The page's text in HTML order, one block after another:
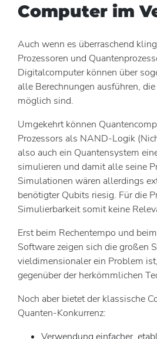
Computer im
Auch wenn es überraschend
Prozessoren und
Digitalcomputer können über
alle Berechnungen ausführen,
möglich sind.
Umgekehrt können
Prozessors als NAND-Logik
also auch ein Quantensystem
simulieren und damit alle seine
Simulationen wären allerdings
benötigter Qubits riesig. Für die
Simulierbarkeit somit keine
Erst beim Rechentempo und
Software zeigen sich die großen
vieldimensionaler ein Problem
gegenüber der herkömmlichen
Noch aber bietet der klassische
Quanten-Konkurrenz: